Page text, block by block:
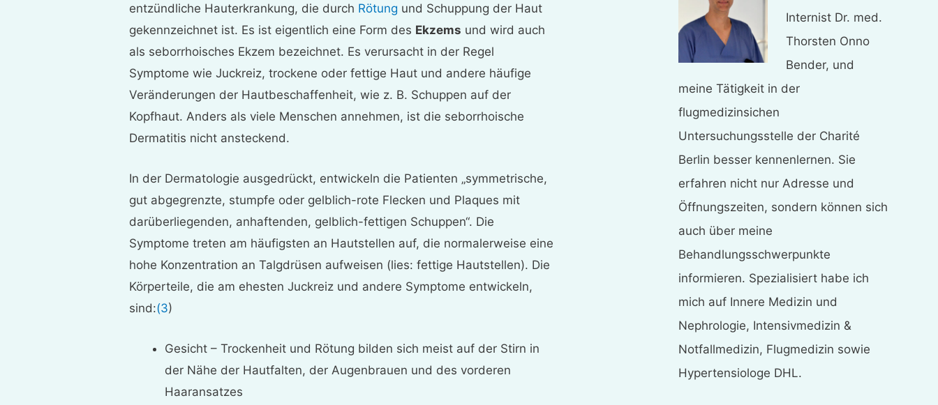
entzündliche Hauterkrankung, die durch Rötung und Schuppung der Haut
gekennzeichnet ist. Es ist eigentlich eine Form des Ekzems und wird auch
als seborrhoisches Ekzem bezeichnet. Es verursacht in der Regel
Symptome wie Juckreiz, trockene oder fettige Haut und andere häufige
Veränderungen der Hautbeschaffenheit, wie z. B. Schuppen auf der
Kopfhaut. Anders als viele Menschen annehmen, ist die seborrhoische
Dermatitis nicht ansteckend.
In der Dermatologie ausgedrückt, entwickeln die Patienten „symmetrische,
gut abgegrenzte, stumpfe oder gelblich-rote Flecken und Plaques mit
darüberliegenden, anhaftenden, gelblich-fettigen Schuppen“. Die
Symptome treten am häufigsten an Hautstellen auf, die normalerweise eine
hohe Konzentration an Talgdrüsen aufweisen (lies: fettige Hautstellen). Die
Körperteile, die am ehesten Juckreiz und andere Symptome entwickeln,
sind:(3)
Gesicht – Trockenheit und Rötung bilden sich meist auf der Stirn in
der Nähe der Hautfalten, der Augenbrauen und des vorderen
Haaransatzes
Internist Dr. med.
Thorsten Onno
Bender, und
meine Tätigkeit in der
flugmedizinsichen
Untersuchungsstelle der Charité
Berlin besser kennenlernen. Sie
erfahren nicht nur Adresse und
Öffnungszeiten, sondern können sich
auch über meine
Behandlungsschwerpunkte
informieren. Spezialisiert habe ich
mich auf Innere Medizin und
Nephrologie, Intensivmedizin &
Notfallmedizin, Flugmedizin sowie
Hypertensiologe DHL.